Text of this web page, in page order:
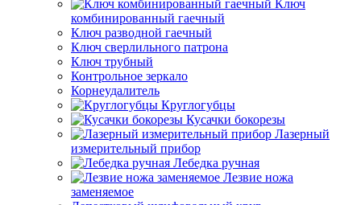
Ключ
комбинированный гаечный
Ключ разводной гаечный
Ключ сверлильного патрона
Ключ трубный
Контрольное зеркало
Корнеудалитель
Круглогубцы
Кусачки бокорезы
Лазерный
измерительный прибор
Лебедка ручная
Лезвие ножа
заменяемое